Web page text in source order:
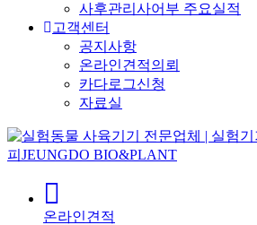
사후관리사어부 주요실적
고객센터
공지사항
온라인견적의뢰
카다로그신청
자료실
온라인견적